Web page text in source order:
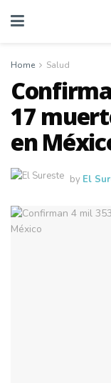
Home Salud
17
en
by El